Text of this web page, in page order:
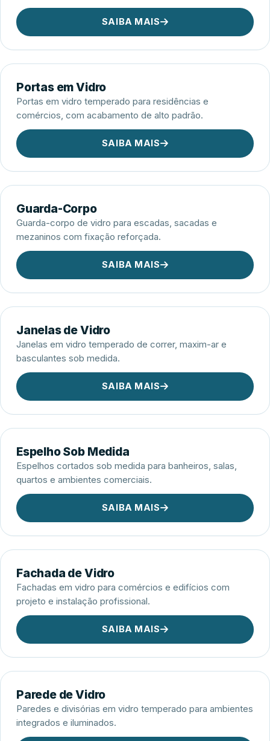
SAIBA MAIS
Portas em Vidro
Portas em vidro temperado para residências e
comércios, com acabamento de alto padrão.
SAIBA MAIS
Guarda-Corpo
Guarda-corpo de vidro para escadas, sacadas e
mezaninos com fixação reforçada.
SAIBA MAIS
Janelas de Vidro
Janelas em vidro temperado de correr, maxim-ar e
basculantes sob medida.
SAIBA MAIS
Espelho Sob Medida
Espelhos cortados sob medida para banheiros, salas,
quartos e ambientes comerciais.
SAIBA MAIS
Fachada de Vidro
Fachadas em vidro para comércios e edifícios com
projeto e instalação profissional.
SAIBA MAIS
Parede de Vidro
Paredes e divisórias em vidro temperado para ambientes
integrados e iluminados.